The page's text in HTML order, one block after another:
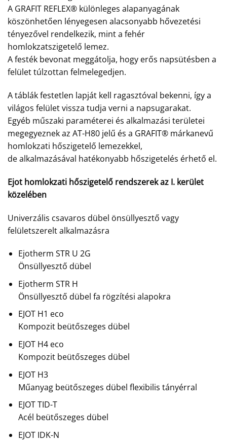
A GRAFIT REFLEX® különleges alapanyagának
köszönhetően lényegesen alacsonyabb hővezetési
tényezővel rendelkezik, mint a fehér
homlokzatszigetelő lemez.
A festék bevonat meggátolja, hogy erős napsütésben a
felület túlzottan felmelegedjen.
A táblák festetlen lapját kell ragasztóval bekenni, így a
világos felület vissza tudja verni a napsugarakat.
Egyéb műszaki paraméterei és alkalmazási területei
megegyeznek az AT-H80 jelű és a GRAFIT® márkanevű
homlokzati hőszigetelő lemezekkel,
de alkalmazásával hatékonyabb hőszigetelés érhető el.
Ejot homlokzati hőszigetelő rendszerek az I. kerület
közelében
Univerzális csavaros dübel önsüllyesztő vagy
felületszerelt alkalmazásra
Ejotherm STR U 2G
Önsüllyesztő dübel
Ejotherm STR H
Önsüllyesztő dübel fa rögzítési alapokra
EJOT H1 eco
Kompozit beütőszeges dübel
EJOT H4 eco
Kompozit beütőszeges dübel
EJOT H3
Műanyag beütőszeges dübel flexibilis tányérral
EJOT TID-T
Acél beütőszeges dübel
EJOT IDK-N